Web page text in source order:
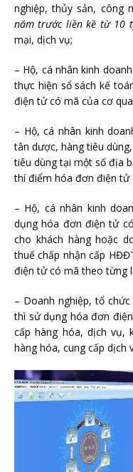
nghiệp, thủy sản, công
năm trước liền kề từ 10
mại, dịch vụ;
– Hộ, cá nhân kinh
thực hiện sổ sách kế
điện tử có mã của cơ
– Hộ, cá nhân kinh
tân dược, hàng tiêu
tiêu dùng tại một số địa
thí điểm hóa đơn điện tử
– Hộ, cá nhân kinh
dụng hóa đơn điện tử
cho khách hàng hoặc
thuế chấp nhận cấp
điện tử có mã theo từng
– Doanh nghiệp, tổ
thì sử dụng hóa đơn
cấp hàng hóa, dịch vụ,
hàng hóa, cung cấp dịch